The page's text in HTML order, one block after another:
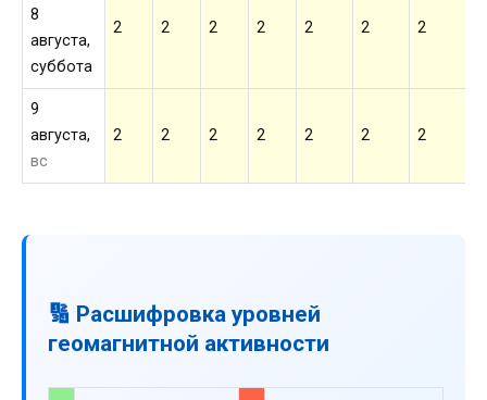
8
августа,
суббота
2 2 2 2 2 2 2
9
августа,
вс
2 2 2 2 2 2 2
🔢 Расшифровка уровней
геомагнитной активности